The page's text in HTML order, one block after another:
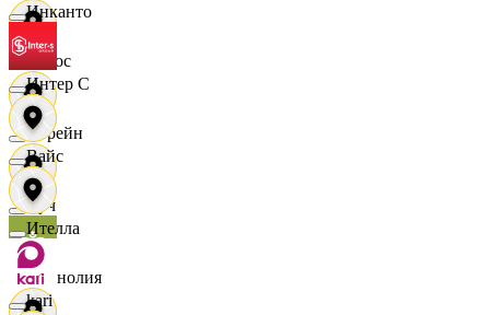
Логос
Лорейн
Луч
Магнолия
Инканто
Интер С
Вайс
Ителла
kari